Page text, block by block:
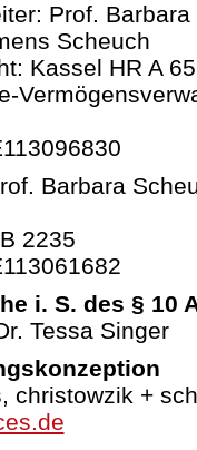
Prof.
Scheuch
Kassel HR A
Barbara
2235
i. S. des § 10
Tessa Singer
christowzik +